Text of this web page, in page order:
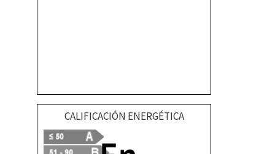
CALIFICACIÓN ENERGÉTICA